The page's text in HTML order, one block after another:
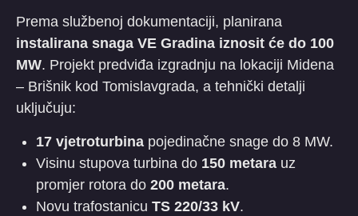
​Prema službenoj dokumentaciji, planirana
instalirana snaga VE Gradina iznosit će do 100
MW. Projekt predviđa izgradnju na lokaciji Midena
– Brišnik kod Tomislavgrada, a tehnički detalji
uključuju:
17 vjetroturbina pojedinačne snage do 8 MW.
​Visinu stupova turbina do 150 metara uz
promjer rotora do 200 metara.
​Novu trafostanicu TS 220/33 kV.